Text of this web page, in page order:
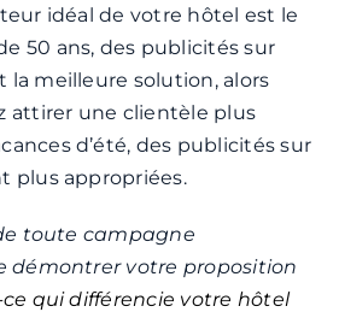
idéal de votre hôtel est le
50 ans, des publicités sur
la meilleure solution, alors
attirer une clientèle plus
d’été, des publicités sur
plus appropriées.
toute campagne
démontrer votre proposition
ce qui différencie votre hôtel